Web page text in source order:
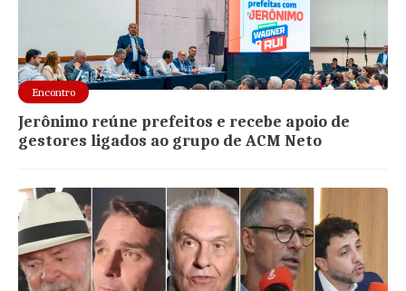
Encontro
Jerônimo reúne prefeitos e recebe apoio de
gestores ligados ao grupo de ACM Neto